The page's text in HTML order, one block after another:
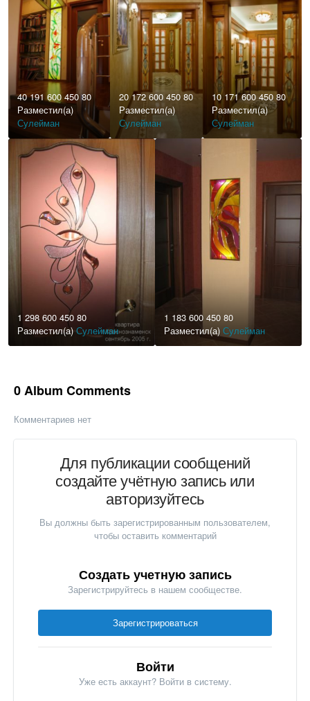
40 191 600 450 80
Разместил(а)
Сулейман
20 172 600 450 80
Разместил(а)
Сулейман
10 171 600 450 80
Разместил(а)
Сулейман
1 298 600 450 80
Разместил(а)Сулейман
1 183 600 450 80
Разместил(а) Сулейман
0 Album Comments
Комментариев нет
Для публикации сообщений
создайте учётную запись или
авторизуйтесь
Вы должны быть зарегистрированным пользователем,
чтобы оставить комментарий
Создать учетную запись
Зарегистрируйтесь в нашем сообществе.
Зарегистрироваться
Войти
Уже есть аккаунт? Войти в систему.